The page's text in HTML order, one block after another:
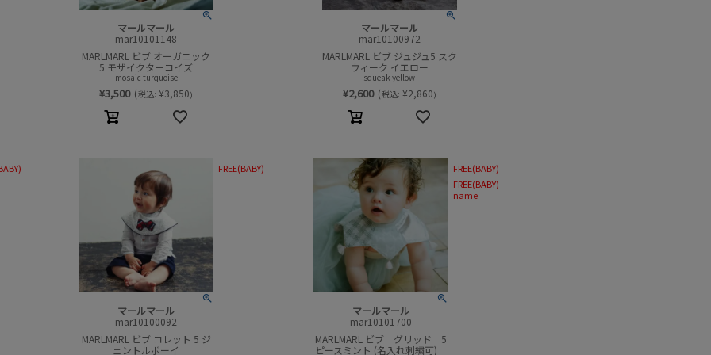
マールマール
mar10101148
MARLMARL ビブ オーガニック
5 モザイクターコイズ
mosaic turquoise
¥3,500 (税込: ¥3,850)
マールマール
mar10100972
MARLMARL ビブ ジュジュ5 スク
ウィーク イエロー
squeak yellow
¥2,600 (税込: ¥2,860)
マールマール
mar10100092
MARLMARL ビブ コレット 5 ジ
ェントルボーイ
FREE(BABY)
マールマール
mar10101700
MARLMARL ビブ グリッド 5
ピースミント (名入れ刺繍可)
FREE(BABY)
FREE(BABY)
name